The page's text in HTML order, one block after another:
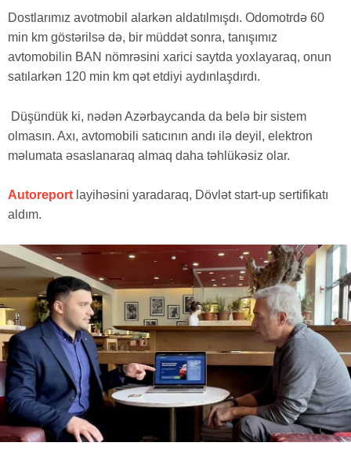
Dostlarımız avotmobil alarkən aldatılmışdı. Odomotrdə 60
min km göstərilsə də, bir müddət sonra, tanışımız
avtomobilin BAN nömrəsini xarici saytda yoxlayaraq, onun
satılarkən 120 min km qət etdiyi aydınlaşdırdı.
Düşündük ki, nədən Azərbaycanda da belə bir sistem
olmasın. Axı, avtomobili satıcının andı ilə deyil, elektron
məlumata əsaslanaraq almaq daha təhlükəsiz olar.
Autoreport layihəsini yaradaraq, Dövlət start-up sertifikatı
aldım.